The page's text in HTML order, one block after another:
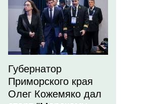
Губернатор
Приморского края
Олег Кожемяко дал